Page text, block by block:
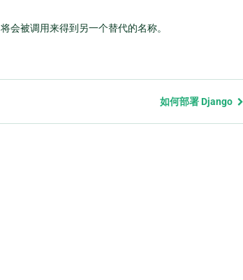
将会被调用来得到另一个替代的名称。
如何部署 Django